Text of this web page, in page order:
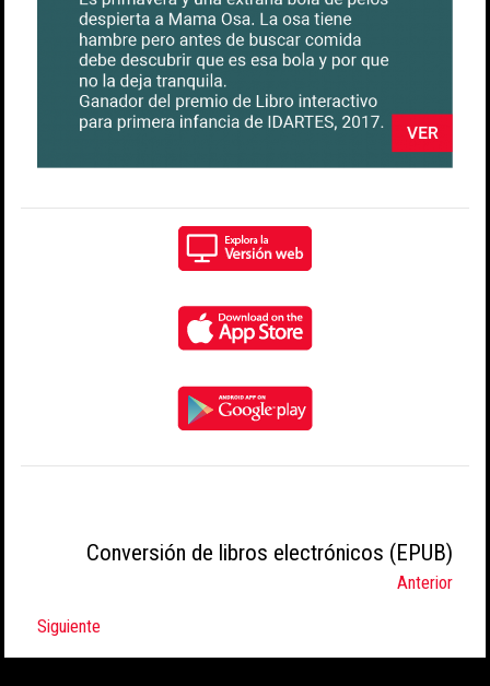
Conversión de libros electrónicos (EPUB)
Anterior
Siguiente